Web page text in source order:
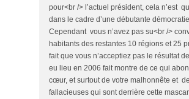
pour<br /> l’actuel président, cela n’est
dans le cadre d’une débutante
Cependant vous n’avez pas su<br />
habitants des restantes 10 régions et 25
fait que vous n’acceptiez pas le résultat
eu lieu en 2006 fait montre de ce qui
cœur, et surtout de votre malhonnête et
fallacieuses qui sont derrière cette